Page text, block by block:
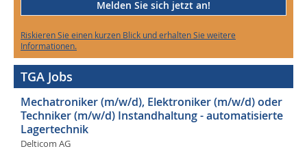
Melden Sie sich jetzt an!
Riskieren Sie einen kurzen Blick und erhalten Sie weitere
Informationen.
TGA Jobs
Mechatroniker (m/w/d), Elektroniker (m/w/d) oder
Techniker (m/w/d) Instandhaltung - automatisierte
Lagertechnik
Delticom AG